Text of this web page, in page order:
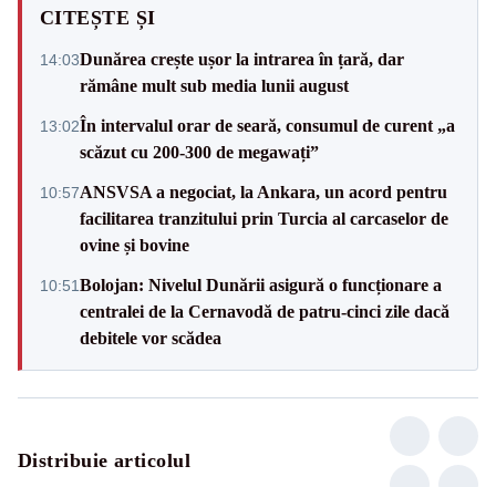
CITEȘTE ȘI
14:03Dunărea crește ușor la intrarea în țară, dar
rămâne mult sub media lunii august
13:02În intervalul orar de seară, consumul de curent „a
scăzut cu 200-300 de megawați”
10:57ANSVSA a negociat, la Ankara, un acord pentru
facilitarea tranzitului prin Turcia al carcaselor de
ovine și bovine
10:51Bolojan: Nivelul Dunării asigură o funcționare a
centralei de la Cernavodă de patru-cinci zile dacă
debitele vor scădea
Distribuie articolul